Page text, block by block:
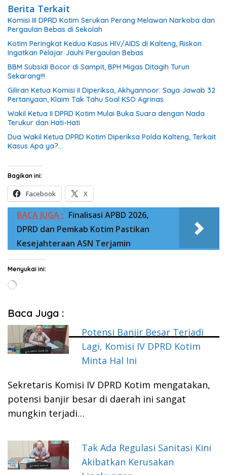
Berita Terkait
Komisi III DPRD Kotim Serukan Perang Melawan Narkoba dan
Pergaulan Bebas di Sekolah
Kotim Peringkat Kedua Kasus HIV/AIDS di Kalteng, Riskon
Ingatkan Pelajar Jauhi Pergaulan Bebas
BBM Subsidi Bocor di Sampit, BPH Migas Ditagih Turun
Sekarang!!!
Giliran Ketua Komisi II Diperiksa, Akhyannoor: Saya Jawab 32
Pertanyaan, Klaim Tak Tahu Soal KSO Agrinas
Wakil Ketua II DPRD Kotim Mulai Buka Suara dengan Nada
Terukur dan Hati-Hati
Dua Wakil Ketua DPRD Kotim Diperiksa Polda Kalteng, Terkait
Kasus Apa ya?…
Bagikan ini:
Facebook X
BACA JUGA : Finalisasi APBD 2026,
DPRD dan Pemkab Kotim Pastikan
Kesejahteraan ASN Terjamin
Menyukai ini:
Memuat...
Baca Juga :
Potensi Banjir Besar Terjadi
Lagi, Komisi IV DPRD Kotim
Minta Hal Ini
Sekretaris Komisi IV DPRD Kotim mengatakan,
potensi banjir besar di daerah ini sangat
mungkin terjadi…
Tak Ada Regulasi Sanitasi Kini
Akibatkan Kerusakan